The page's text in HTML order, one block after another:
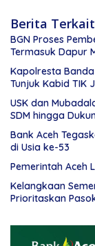
Berita Terkait
BGN Proses
Termasuk Dapur
Kapolresta
Tunjuk Kabid TIK
USK dan
SDM hingga
Bank Aceh
di Usia ke-53
Pemerintah Aceh
Kelangkaan
Prioritaskan